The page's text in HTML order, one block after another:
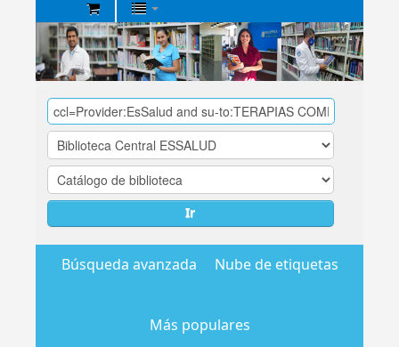
Biblioteca
Central
EsSalud
Ir
Búsqueda avanzada Nube de etiquetas
Más populares